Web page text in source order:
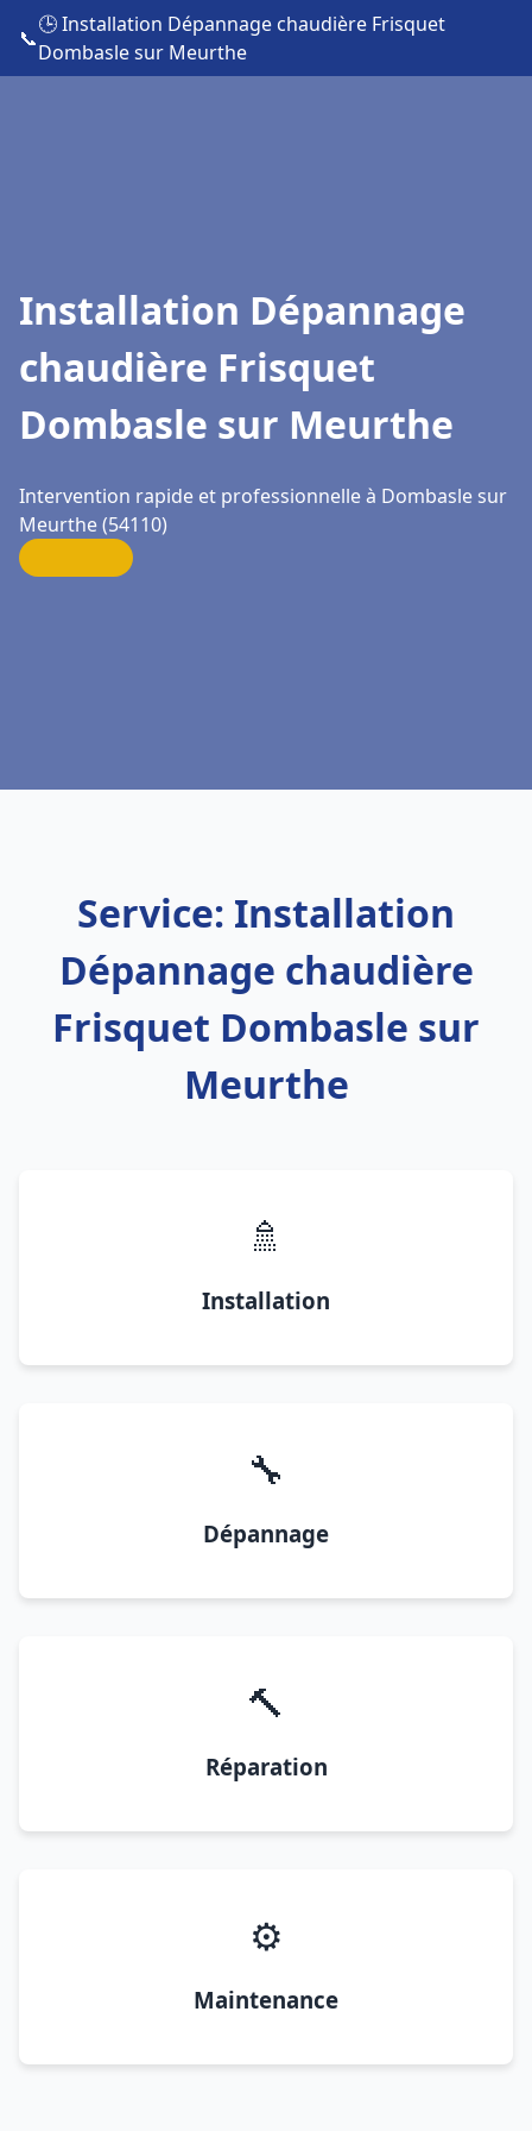
📞
🕒 Installation Dépannage chaudière Frisquet
Dombasle sur Meurthe
Installation Dépannage
chaudière Frisquet
Dombasle sur Meurthe
Intervention rapide et professionnelle à Dombasle sur
Meurthe (54110)
Service: Installation
Dépannage chaudière
Frisquet Dombasle sur
Meurthe
🚿
Installation
🔧
Dépannage
🔨
Réparation
⚙️
Maintenance